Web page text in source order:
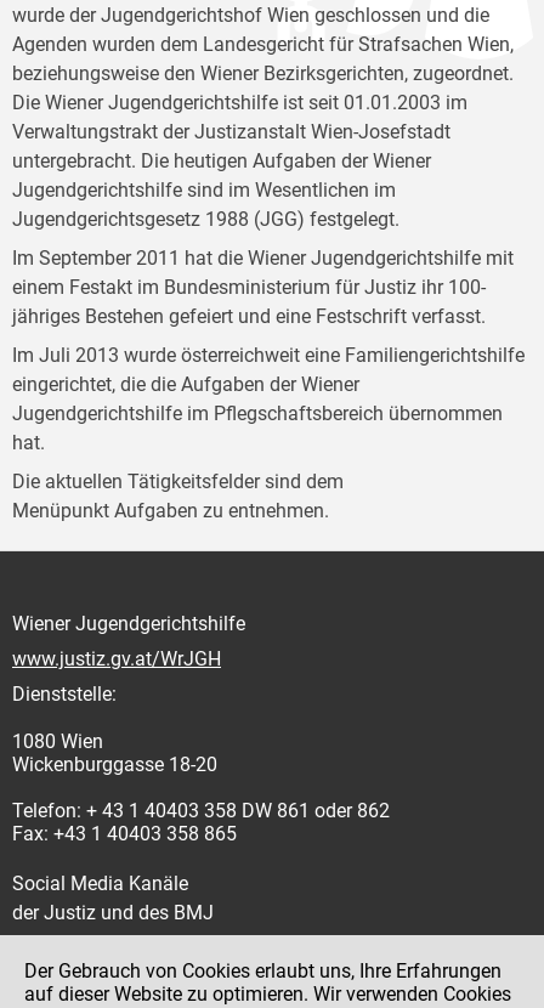
wurde der Jugendgerichtshof Wien geschlossen und die
Agenden wurden dem Landesgericht für Strafsachen Wien,
beziehungsweise den Wiener Bezirksgerichten, zugeordnet.
Die Wiener Jugendgerichtshilfe ist seit 01.01.2003 im
Verwaltungstrakt der Justizanstalt Wien-Josefstadt
untergebracht. Die heutigen Aufgaben der Wiener
Jugendgerichtshilfe sind im Wesentlichen im
Jugendgerichtsgesetz 1988 (JGG) festgelegt.
Im September 2011 hat die Wiener Jugendgerichtshilfe mit
einem Festakt im Bundesministerium für Justiz ihr 100-
jähriges Bestehen gefeiert und eine Festschrift verfasst.
Im Juli 2013 wurde österreichweit eine Familiengerichtshilfe
eingerichtet, die die Aufgaben der Wiener
Jugendgerichtshilfe im Pflegschaftsbereich übernommen
hat.
Die aktuellen Tätigkeitsfelder sind dem
Menüpunkt Aufgaben zu entnehmen.
Wiener Jugendgerichtshilfe
www.justiz.gv.at/WrJGH
Dienststelle:
1080 Wien
Wickenburggasse 18-20
Telefon: + 43 1 40403 358 DW 861 oder 862
Fax: +43 1 40403 358 865
Social Media Kanäle
der Justiz und des BMJ
Der Gebrauch von Cookies erlaubt uns, Ihre Erfahrungen
auf dieser Website zu optimieren. Wir verwenden Cookies